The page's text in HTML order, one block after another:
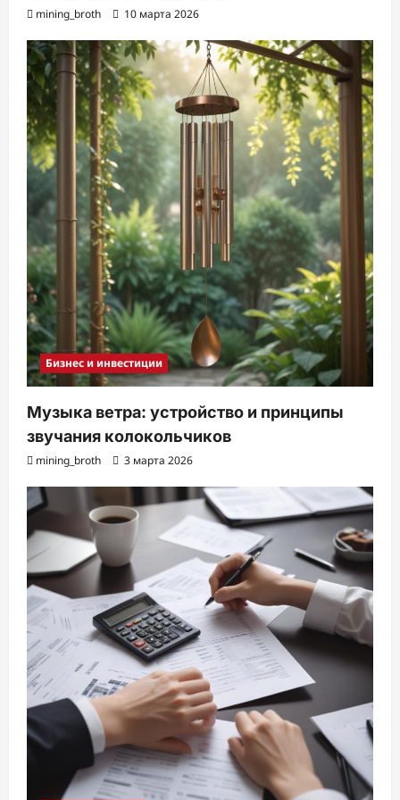
mining_broth 10 марта 2026
Бизнес и инвестиции
Музыка ветра: устройство и принципы
звучания колокольчиков
mining_broth 3 марта 2026